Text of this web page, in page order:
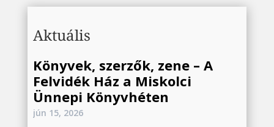
Aktuális
Könyvek, szerzők, zene – A
Felvidék Ház a Miskolci
Ünnepi Könyvhéten
jún 15, 2026